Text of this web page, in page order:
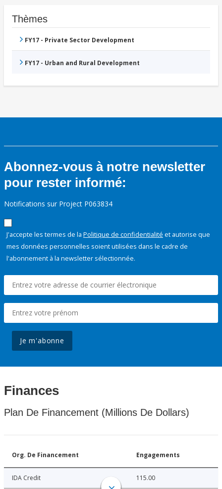
Thèmes
FY17 - Private Sector Development
FY17 - Urban and Rural Development
Abonnez-vous à notre newsletter
pour rester informé:
Notifications sur Project P063834
J'accepte les termes de la Politique de confidentialité et autorise que
mes données personnelles soient utilisées dans le cadre de
l'abonnement à la newsletter sélectionnée.
Je m'abonne
Finances
Plan De Financement (Millions De Dollars)
Org. De Financement Engagements
IDA Credit 115.00